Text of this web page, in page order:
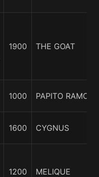
1900 THE GOAT
1000 PAPITO RAMON
1600 CYGNUS
1200 MELIQUE